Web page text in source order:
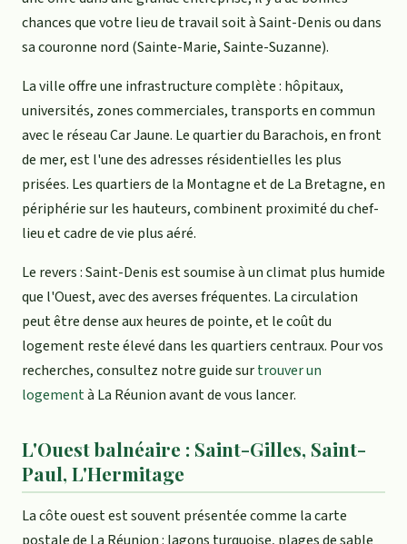
chances que votre lieu de travail soit à Saint-Denis ou dans
sa couronne nord (Sainte-Marie, Sainte-Suzanne).
La ville offre une infrastructure complète : hôpitaux,
universités, zones commerciales, transports en commun
avec le réseau Car Jaune. Le quartier du Barachois, en front
de mer, est l'une des adresses résidentielles les plus
prisées. Les quartiers de la Montagne et de La Bretagne, en
périphérie sur les hauteurs, combinent proximité du chef-
lieu et cadre de vie plus aéré.
Le revers : Saint-Denis est soumise à un climat plus humide
que l'Ouest, avec des averses fréquentes. La circulation
peut être dense aux heures de pointe, et le coût du
logement reste élevé dans les quartiers centraux. Pour vos
recherches, consultez notre guide surtrouver un
logementà La Réunion avant de vous lancer.
L'Ouest balnéaire : Saint-Gilles, Saint-
Paul, L'Hermitage
La côte ouest est souvent présentée comme la carte